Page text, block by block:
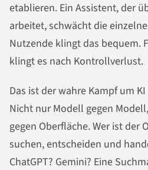
etablieren. Ein Assistent, der
arbeitet, schwächt die
Nutzende klingt das bequem.
klingt es nach Kontrollverlust.
Das ist der wahre Kampf um
Nicht nur Modell gegen
gegen Oberfläche. Wer ist der
suchen, entscheiden und
ChatGPT? Gemini? Eine